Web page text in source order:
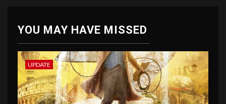
YOU MAY HAVE MISSED
UPDATE